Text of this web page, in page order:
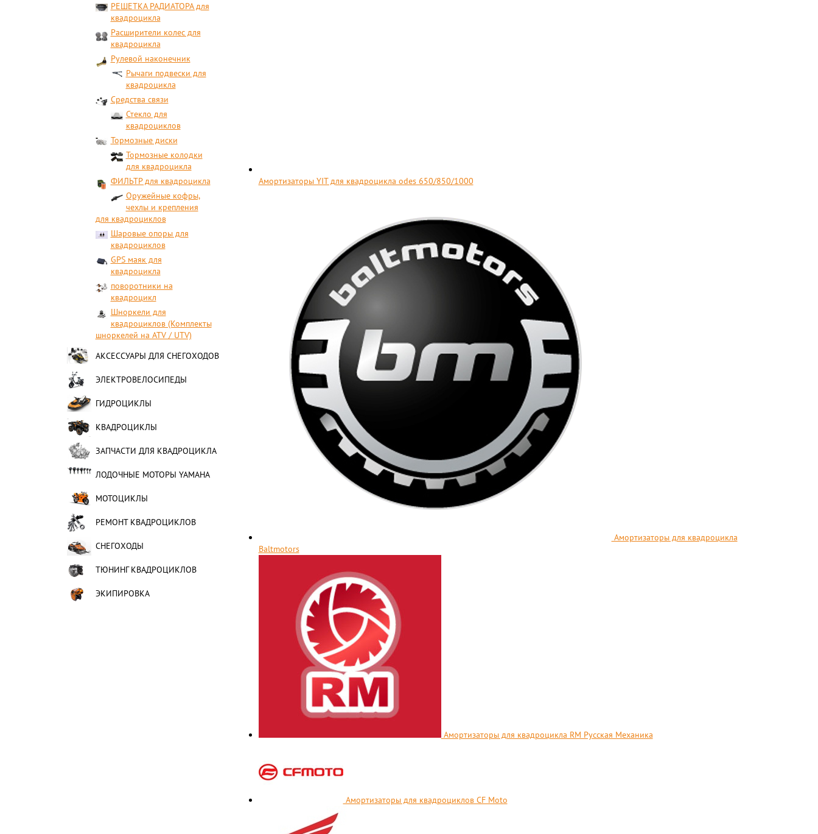
РЕШЕТКА РАДИАТОРА для
квадроцикла
Расширители колес для
квадроцикла
Рулевой наконечник
Рычаги подвески для
квадроцикла
Средства связи
Стекло для
квадроциклов
Тормозные диски
Тормозные колодки
для квадроцикла
ФИЛЬТР для квадроцикла
Оружейные кофры,
чехлы и крепления
для квадроциклов
Шаровые опоры для
квадроциклов
GPS маяк для
квадроцикла
поворотники на
квадроцикл
Шноркели для
квадроциклов (Комплекты
шноркелей на ATV / UTV)
АКСЕССУАРЫ ДЛЯ СНЕГОХОДОВ
ЭЛЕКТРОВЕЛОСИПЕДЫ
ГИДРОЦИКЛЫ
КВАДРОЦИКЛЫ
ЗАПЧАСТИ ДЛЯ КВАДРОЦИКЛА
ЛОДОЧНЫЕ МОТОРЫ YAMAHA
МОТОЦИКЛЫ
РЕМОНТ КВАДРОЦИКЛОВ
СНЕГОХОДЫ
ТЮНИНГ КВАДРОЦИКЛОВ
ЭКИПИРОВКА
Амортизаторы YIT для квадроцикла odes 650/850/1000
Амортизаторы для квадроцикла
Baltmotors
Амортизаторы для квадроцикла RM Русская Механика
Амортизаторы для квадроциклов CF Moto